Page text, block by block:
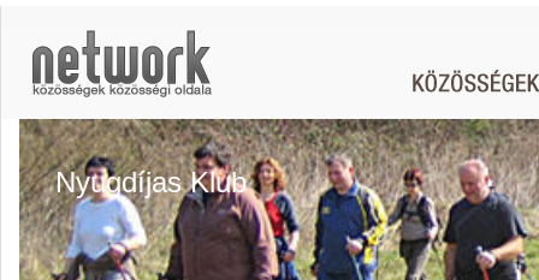
Nyugdíjas Klub